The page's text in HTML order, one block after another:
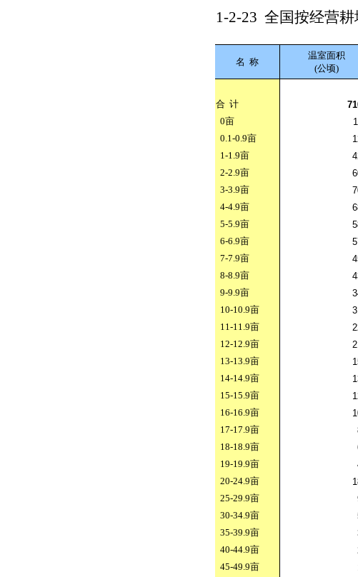
1-2-23 全国按经营
名 称
温室面积
(公顷)
合 计
0亩
0.1-0.9亩
1-1.9亩
2-2.9亩
3-3.9亩
4-4.9亩
5-5.9亩
6-6.9亩
7-7.9亩
8-8.9亩
9-9.9亩
10-10.9亩
11-11.9亩
12-12.9亩
13-13.9亩
14-14.9亩
15-15.9亩
16-16.9亩
17-17.9亩
18-18.9亩
19-19.9亩
20-24.9亩
25-29.9亩
30-34.9亩
35-39.9亩
40-44.9亩
45-49.9亩